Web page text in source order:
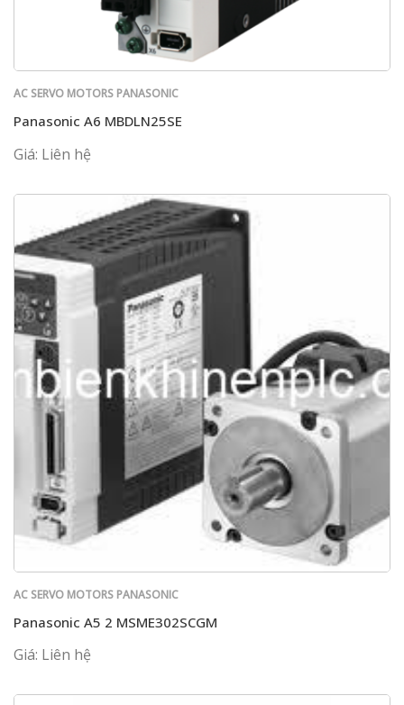
AC SERVO MOTORS PANASONIC
Panasonic A6 MBDLN25SE
Giá: Liên hệ
AC SERVO MOTORS PANASONIC
Panasonic A5 2 MSME302SCGM
Giá: Liên hệ